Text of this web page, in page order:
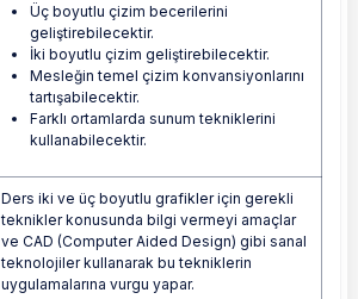
Üç boyutlu çizim becerilerini
geliştirebilecektir.
İki boyutlu çizim geliştirebilecektir.
Mesleğin temel çizim konvansiyonlarını
tartışabilecektir.
Farklı ortamlarda sunum tekniklerini
kullanabilecektir.
Ders iki ve üç boyutlu grafikler için gerekli
teknikler konusunda bilgi vermeyi amaçlar
ve CAD (Computer Aided Design) gibi sanal
teknolojiler kullanarak bu tekniklerin
uygulamalarına vurgu yapar.